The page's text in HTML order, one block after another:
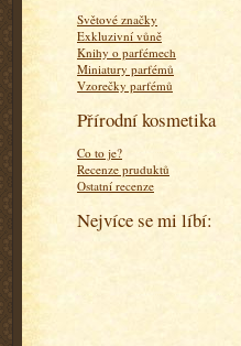
Světové značky
Exkluzivní vůně
Knihy o parfémech
Miniatury parfémů
Vzorečky parfémů
Přírodní kosmetika
Co to je?
Recenze pruduktů
Ostatní recenze
Nejvíce se mi líbí: